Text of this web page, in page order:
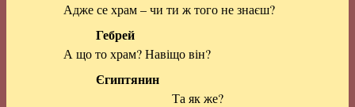
Адже се храм – чи ти ж того не знаєш?
Гебрей
А що то храм? Навіщо він?
Єгиптянин
Та як же?